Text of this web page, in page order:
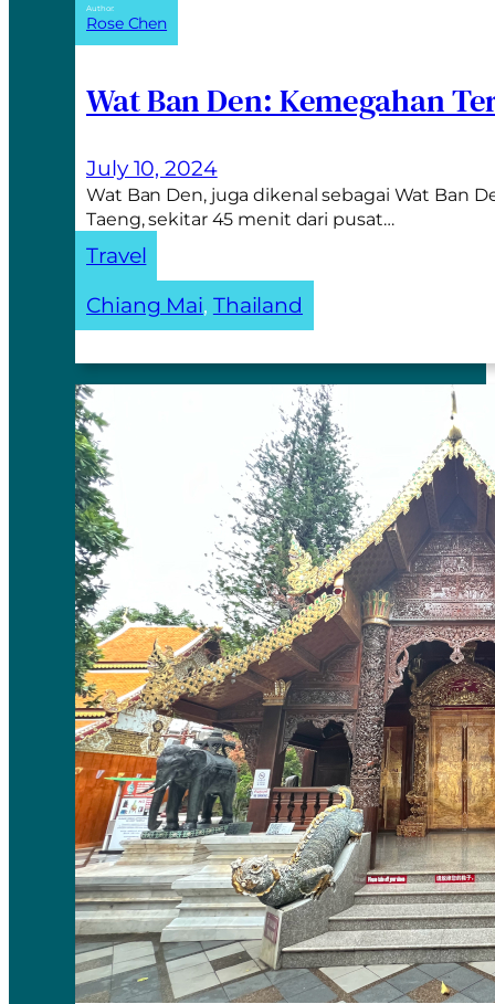
Author:
Rose Chen
Wat Ban Den: Kemegahan
July 10, 2024
Wat Ban Den, juga dikenal sebagai Wat Ban
Taeng, sekitar 45 menit dari pusat…
Travel
Chiang Mai, Thailand